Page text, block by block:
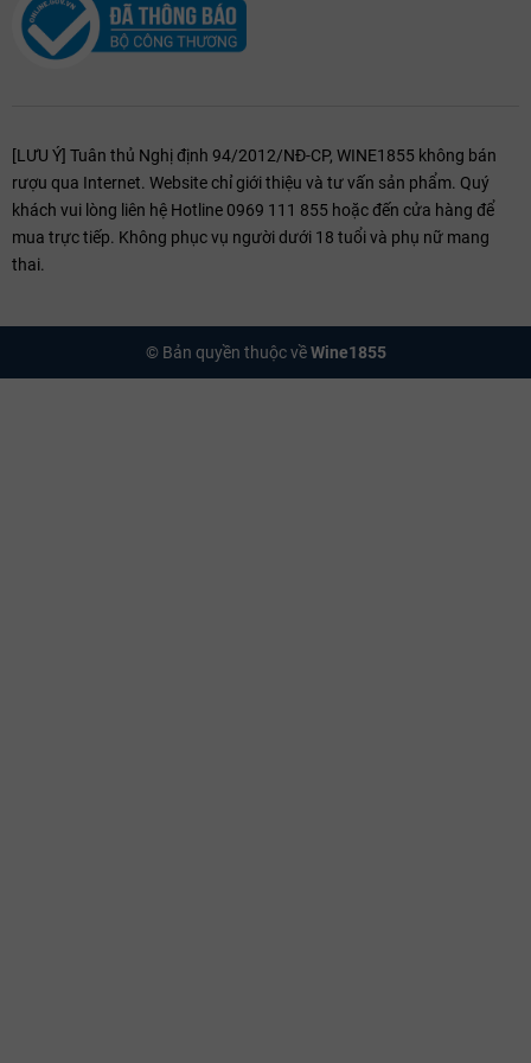
các loạiBia ngoạichất lượng cao với giá cả cạnh tranh nhất trên thị
trường. Quý khách hàng có thể liên hệ với chúng tôi qua
[LƯU Ý] Tuân thủ Nghị định 94/2012/NĐ-CP, WINE1855 không bán
rượu qua Internet. Website chỉ giới thiệu và tư vấn sản phẩm. Quý
khách vui lòng liên hệ Hotline 0969 111 855 hoặc đến cửa hàng để
mua trực tiếp. Không phục vụ người dưới 18 tuổi và phụ nữ mang
thai.
© Bản quyền thuộc vềWine1855